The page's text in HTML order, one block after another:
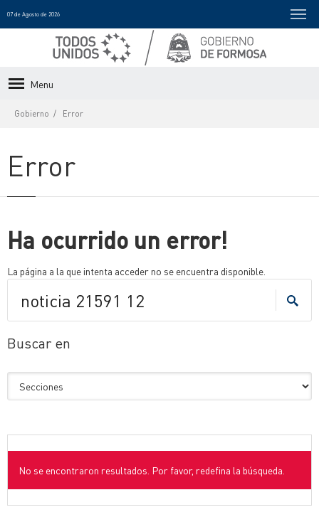
07 de Agosto de 2026
Menu
Gobierno Error
Error
Ha ocurrido un error!
La página a la que intenta acceder no se encuentra disponible.
Buscar en
No se encontraron resultados. Por favor, redefina la búsqueda.